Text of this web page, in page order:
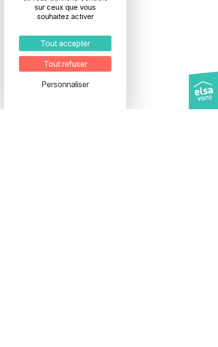
sur ceux que vous
souhaitez activer
Tout accepter
Tout refuser
Personnaliser
Transport
Métro B / Tram T1, T3, T4
Arrêt Part-Dieu
Bus TB11, C23, C16
Arrêt Charmettes